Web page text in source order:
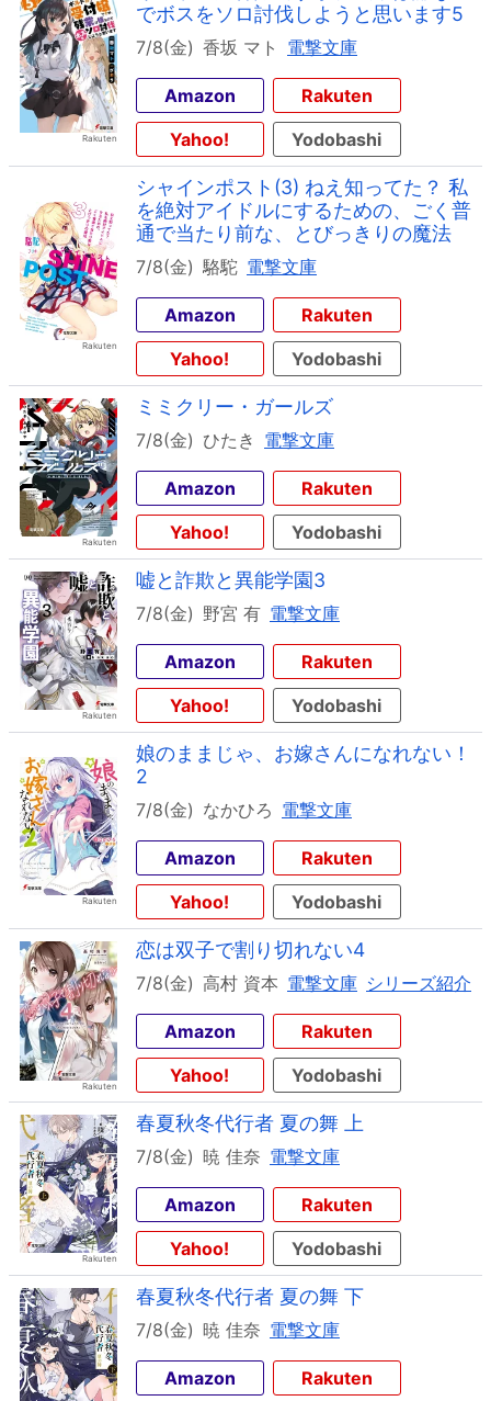
でボスをソロ討伐しようと思います5
7/8(金) 香坂 マト 電撃文庫
Amazon
Rakuten
Yahoo!
Yodobashi
シャインポスト(3) ねえ知ってた？ 私
を絶対アイドルにするための、ごく普
通で当たり前な、とびっきりの魔法
7/8(金) 駱駝 電撃文庫
Amazon
Rakuten
Yahoo!
Yodobashi
ミミクリー・ガールズ
7/8(金) ひたき 電撃文庫
Amazon
Rakuten
Yahoo!
Yodobashi
嘘と詐欺と異能学園3
7/8(金) 野宮 有 電撃文庫
Amazon
Rakuten
Yahoo!
Yodobashi
娘のままじゃ、お嫁さんになれない！
2
7/8(金) なかひろ 電撃文庫
Amazon
Rakuten
Yahoo!
Yodobashi
恋は双子で割り切れない4
7/8(金) 高村 資本 電撃文庫 シリーズ紹介
Amazon
Rakuten
Yahoo!
Yodobashi
春夏秋冬代行者 夏の舞 上
7/8(金) 暁 佳奈 電撃文庫
Amazon
Rakuten
Yahoo!
Yodobashi
春夏秋冬代行者 夏の舞 下
7/8(金) 暁 佳奈 電撃文庫
Amazon
Rakuten